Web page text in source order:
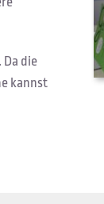
die
kannst